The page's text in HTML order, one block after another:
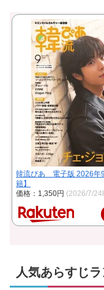
韓流ぴあ 電子版 2026年
籍】
価格：1,350円 (2026/7/24
人気あらすじラ